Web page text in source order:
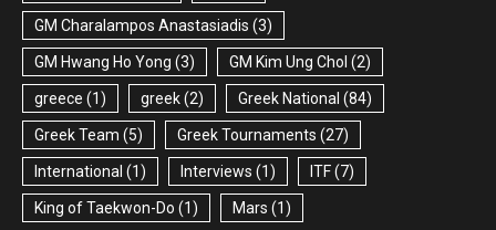
GM Charalampos Anastasiadis (3)
GM Hwang Ho Yong (3) GM Kim Ung Chol (2)
greece (1) greek(2) Greek National (84)
Greek Team (5) Greek Tournaments (27)
International (1) Interviews (1) ITF(7)
King of Taekwon-Do (1) Mars (1)